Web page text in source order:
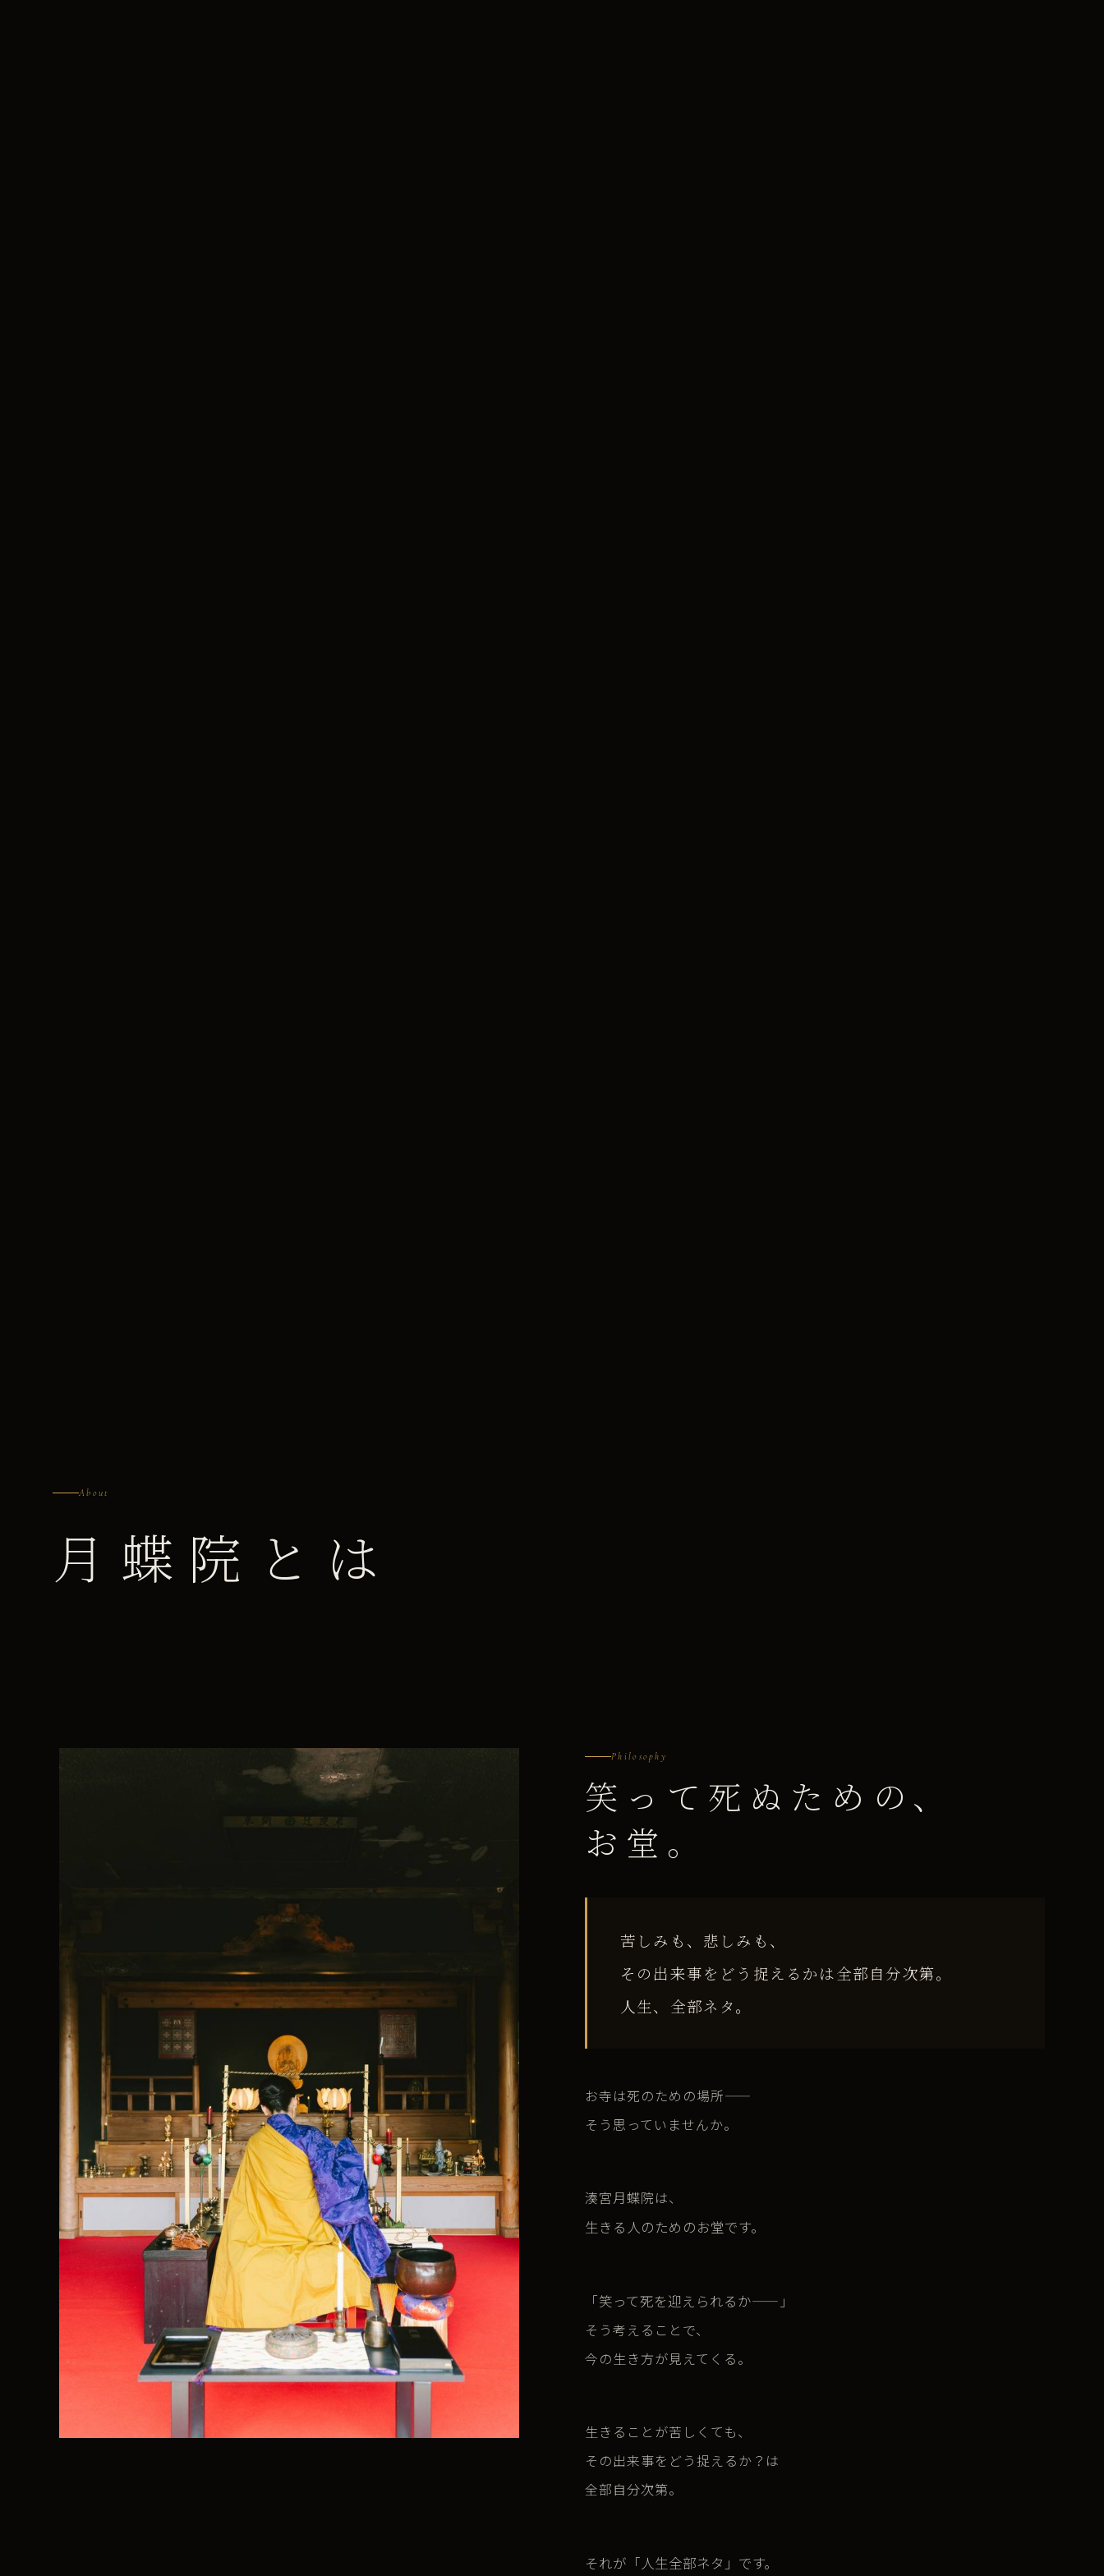
About
月蝶院とは
Philosophy
笑って死ぬための、
お堂。
苦しみも、悲しみも、
その出来事をどう捉えるかは全部自分次第。
人生、全部ネタ。
お寺は死のための場所——
そう思っていませんか。
湊宮月蝶院は、
生きる人のためのお堂です。
「笑って死を迎えられるか—— 」
そう考えることで、
今の生き方が見えてくる。
生きることが苦しくても、
その出来事をどう捉えるか？は
全部自分次第。
それが「人生全部ネタ」です。